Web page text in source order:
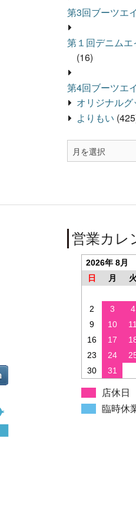
第3回ブーツエ
第１回デニムエ
(16)
第4回ブーツエ
オリジナルグ
よりもい
営業カレ
2026年 8月
日
月 火
2
3 4
9
10 11
16
17
23
24
30
31
店休日
臨時休